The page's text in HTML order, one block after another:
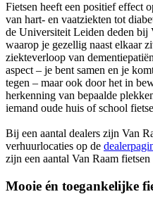
Fietsen heeft een positief effect
van hart- en vaatziekten tot
de Universiteit Leiden deden bij
waarop je gezellig naast elkaar
ziekteverloop van
aspect – je bent samen en je
tegen – maar ook door het in
herkenning van bepaalde
iemand oude huis of school
Bij een aantal dealers zijn Van
verhuurlocaties op de
zijn een aantal Van Raam fietsen
Mooie én toegankelijke